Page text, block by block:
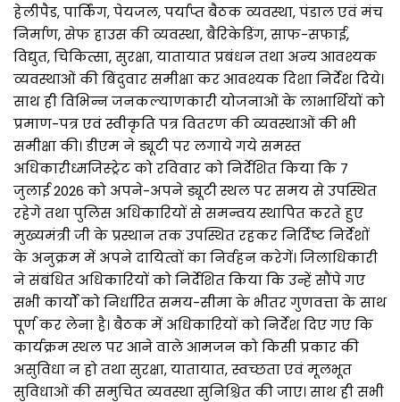
हेलीपैड, पार्किंग, पेयजल, पर्याप्त बैठक व्यवस्था, पंडाल एवं मंच
निर्माण, सेफ हाउस की व्यवस्था, बैरिकेडिंग, साफ-सफाई,
विद्युत, चिकित्सा, सुरक्षा, यातायात प्रबंधन तथा अन्य आवश्यक
व्यवस्थाओं की बिंदुवार समीक्षा कर आवश्यक दिशा निर्देश दिये।
साथ ही विभिन्न जनकल्याणकारी योजनाओं के लाभार्थियों को
प्रमाण-पत्र एवं स्वीकृति पत्र वितरण की व्यवस्थाओं की भी
समीक्षा की। डीएम ने ड्यूटी पर लगाये गये समस्त
अधिकारीध्मजिस्ट्रेट को रविवार को निर्देशित किया कि 7
जुलाई 2026 को अपने-अपने ड्यूटी स्थल पर समय से उपस्थित
रहेगे तथा पुलिस अधिकारियों से समन्वय स्थापित करते हुए
मुख्यमंत्री जी के प्रस्थान तक उपस्थित रहकर निर्दिष्ट निर्देशों
के अनुक्रम में अपने दायित्वों का निर्वहन करेगें। जिलाधिकारी
ने संबंधित अधिकारियों को निर्देशित किया कि उन्हें सौंपे गए
सभी कार्यों को निर्धारित समय-सीमा के भीतर गुणवत्ता के साथ
पूर्ण कर लेना है। बैठक में अधिकारियों को निर्देश दिए गए कि
कार्यक्रम स्थल पर आने वाले आमजन को किसी प्रकार की
असुविधा न हो तथा सुरक्षा, यातायात, स्वच्छता एवं मूलभूत
सुविधाओं की समुचित व्यवस्था सुनिश्चित की जाए। साथ ही सभी